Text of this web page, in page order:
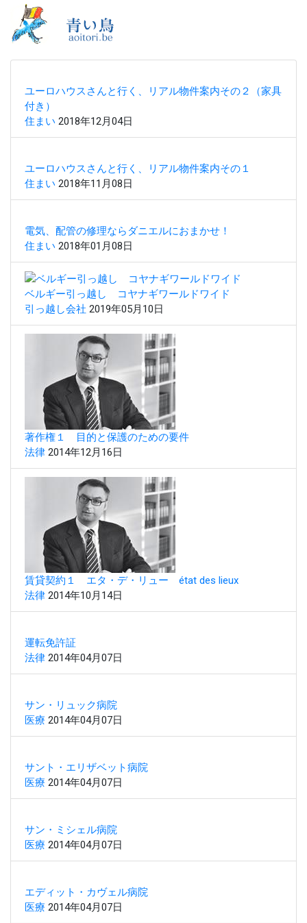
ユーロハウスさんと行く、リアル物件案内その２（家具
付き）
住まい 2018年12月04日
ユーロハウスさんと行く、リアル物件案内その１
住まい 2018年11月08日
電気、配管の修理ならダニエルにおまかせ！
住まい 2018年01月08日
ベルギー引っ越し コヤナギワールドワイド
引っ越し会社 2019年05月10日
著作権１ 目的と保護のための要件
法律 2014年12月16日
賃貸契約１ エタ・デ・リュー état des lieux
法律 2014年10月14日
運転免許証
法律 2014年04月07日
サン・リュック病院
医療 2014年04月07日
サント・エリザベット病院
医療 2014年04月07日
サン・ミシェル病院
医療 2014年04月07日
エディット・カヴェル病院
医療 2014年04月07日